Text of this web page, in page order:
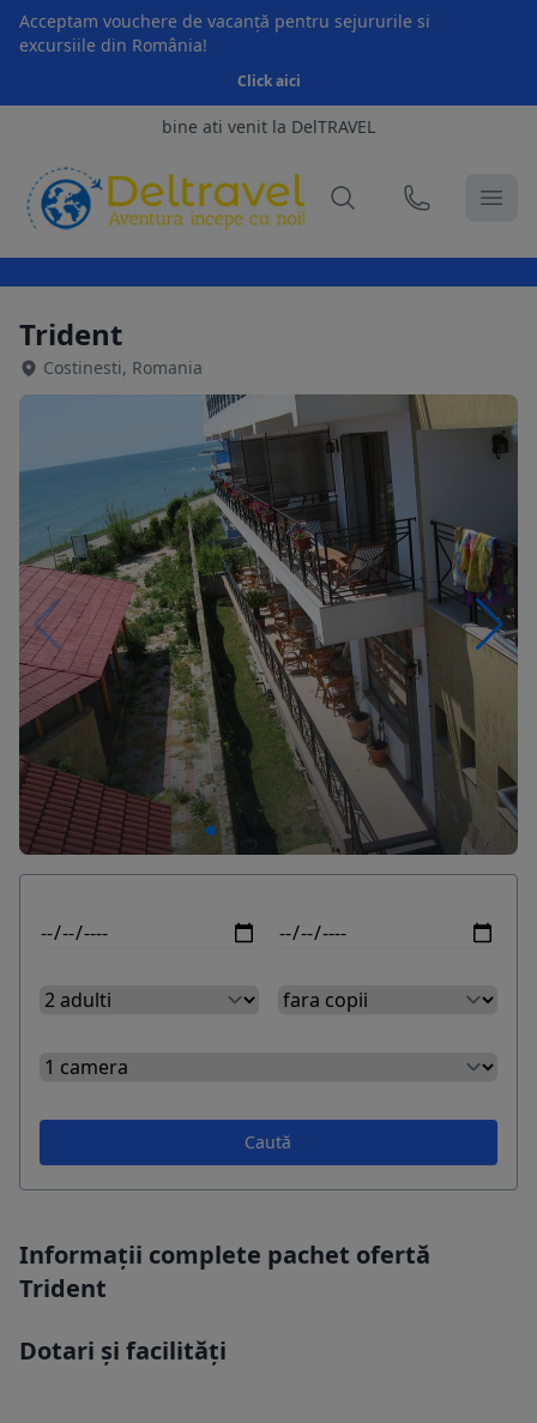
Acceptam vouchere de vacanță pentru sejururile si
excursiile din România!
Click aici
bine ati venit la DelTRAVEL
Trident
Costinesti, Romania
Caută
Informații complete pachet ofertă
Trident
Dotari și facilități